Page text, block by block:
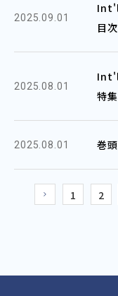
2025.09.01
目次
2025.08.01
特
2025.08.01 巻
1 2